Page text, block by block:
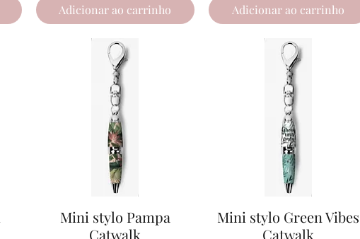
Adicionar ao carrinho Adicionar ao carrinho
Visualização rápida
Mini stylo Pampa
Catwalk
Visualização rápida
Mini stylo Green Vibes
Catwalk